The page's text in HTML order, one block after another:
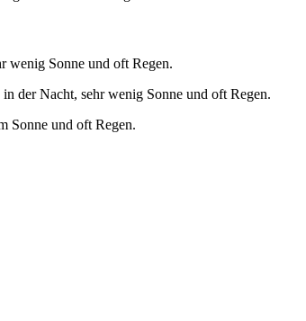
wenig Sonne und oft Regen.
der Nacht, sehr wenig Sonne und oft Regen.
Sonne und oft Regen.